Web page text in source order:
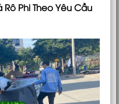
Phi Theo Yêu Cầu